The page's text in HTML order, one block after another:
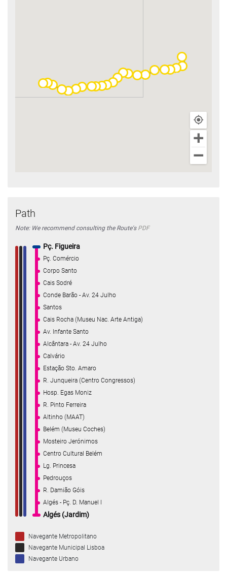
Path
Note: We recommend consulting the Route's PDF
Pç. Figueira
Pç. Comércio
Corpo Santo
Cais Sodré
Conde Barão - Av. 24 Julho
Santos
Cais Rocha (Museu Nac. Arte Antiga)
Av. Infante Santo
Alcântara - Av. 24 Julho
Calvário
Estação Sto. Amaro
R. Junqueira (Centro Congressos)
Hosp. Egas Moniz
R. Pinto Ferreira
Altinho (MAAT)
Belém (Museu Coches)
Mosteiro Jerónimos
Centro Cultural Belém
Lg. Princesa
Pedrouços
R. Damião Góis
Algés - Pç. D. Manuel I
Algés (Jardim)
Navegante Metropolitano
Navegante Municipal Lisboa
Navegante Urbano